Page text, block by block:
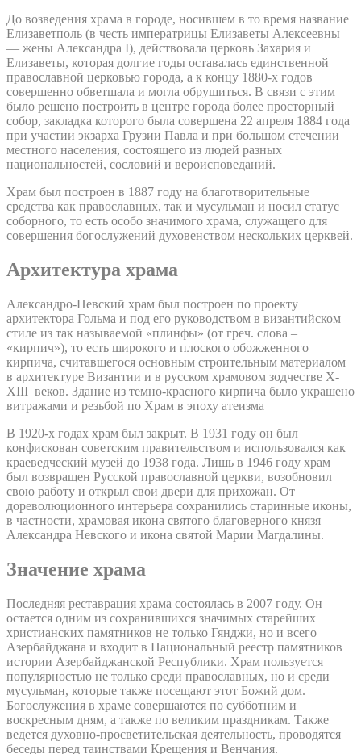
До возведения храма в городе, носившем в то время название
Елизаветполь (в честь императрицы Елизаветы Алексеевны
— жены Александра I), действовала церковь Захария и
Елизаветы, которая долгие годы оставалась единственной
православной церковью города, а к концу 1880-х годов
совершенно обветшала и могла обрушиться. В связи с этим
было решено построить в центре города более просторный
собор, закладка которого была совершена 22 апреля 1884 года
при участии экзарха Грузии Павла и при большом стечении
местного населения, состоящего из людей разных
национальностей, сословий и вероисповеданий.
Храм был построен в 1887 году на благотворительные
средства как православных, так и мусульман и носил статус
соборного, то есть особо значимого храма, служащего для
совершения богослужений духовенством нескольких церквей.
Архитектура храма
Александро-Невский храм был построен по проекту
архитектора Гольма и под его руководством в византийском
стиле из так называемой «плинфы» (от греч. слова –
«кирпич»), то есть широкого и плоского обожженного
кирпича, считавшегося основным строительным материалом
в архитектуре Византии и в русском храмовом зодчестве X-
XIII веков. Здание из темно-красного кирпича было украшено
витражами и резьбой по Храм в эпоху атеизма
В 1920-х годах храм был закрыт. В 1931 году он был
конфискован советским правительством и использовался как
краеведческий музей до 1938 года. Лишь в 1946 году храм
был возвращен Русской православной церкви, возобновил
свою работу и открыл свои двери для прихожан. От
дореволюционного интерьера сохранились старинные иконы,
в частности, храмовая икона святого благоверного князя
Александра Невского и икона святой Марии Магдалины.
Значение храма
Последняя реставрация храма состоялась в 2007 году. Он
остается одним из сохранившихся значимых старейших
христианских памятников не только Гянджи, но и всего
Азербайджана и входит в Национальный реестр памятников
истории Азербайджанской Республики. Храм пользуется
популярностью не только среди православных, но и среди
мусульман, которые также посещают этот Божий дом.
Богослужения в храме совершаются по субботним и
воскресным дням, а также по великим праздникам. Также
ведется духовно-просветительская деятельность, проводятся
беседы перед таинствами Крещения и Венчания.